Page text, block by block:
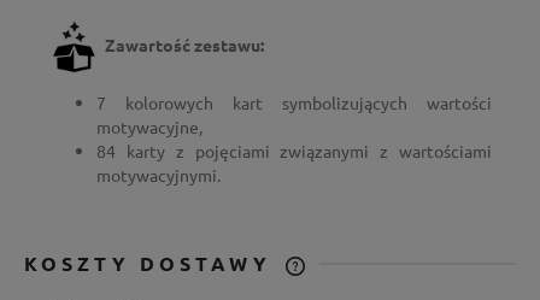
Zawartość zestawu:
7 kolorowych kart symbolizujących wartości
motywacyjne,
84 karty z pojęciami związanymi z wartościami
motywacyjnymi.
KOSZTY DOSTAWY